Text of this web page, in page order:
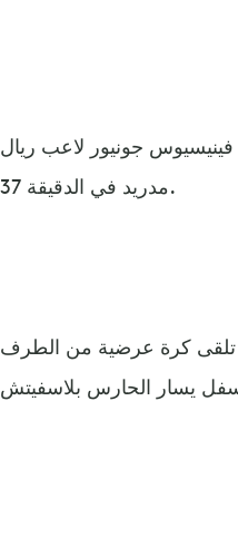
جونيور لاعب ريال
مدريد في الدقيقة 37.
النتيجة للميرنجي، في الدقيقة 44، حيث تلقى كرة عرضية من الطرف